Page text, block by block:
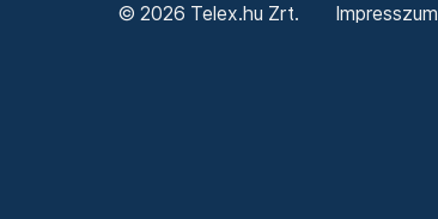
© 2026 Telex.hu Zrt. Impresszum